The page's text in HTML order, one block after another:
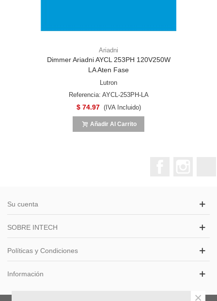
Ariadni
Dimmer Ariadni AYCL 253PH 120V250W
LA Aten Fase
Lutron
Referencia: AYCL-253PH-LA
$ 74.97 (IVA Incluido)
Añadir Al Carrito
Su cuenta
SOBRE INTECH
Políticas y Condiciones
Información
×